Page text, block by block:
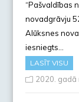
“Pašvaldības
novadgrāvju
Alūksnes
iesniegts…
LASĪT VISU
2020.